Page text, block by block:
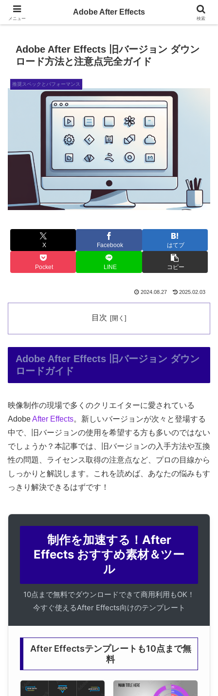
AdobeAfterEffectsの小ネタサイト
Adobe After Effects 旧バージョン ダウン
ロード方法と注意点完全ガイド
推奨スペックとパフォーマンス
X Facebook はてブ
Pocket LINE コピー
2024.08.27 2025.02.03
目次
Adobe After Effects 旧バージョン ダウン
ロードガイド
映像制作の現場で多くのクリエイターに愛されている
AdobeAfter Effects。新しいバージョンが次々と登場する
中で、旧バージョンの使用を希望する方も多いのではない
でしょうか？本記事では、旧バージョンの入手方法や互換
性の問題、ライセンス取得の注意点など、プロの目線から
しっかりと解説します。これを読めば、あなたの悩みもす
っきり解決できるはずです！
制作を加速する！After
Effects おすすめ素材＆ツー
ル
10点まで無料でダウンロードできて商用利用もOK！
今すぐ使えるAfter Effects向けのテンプレート
After Effectsテンプレートも10点まで無
料
メニュー
Adobe After Effects
検索